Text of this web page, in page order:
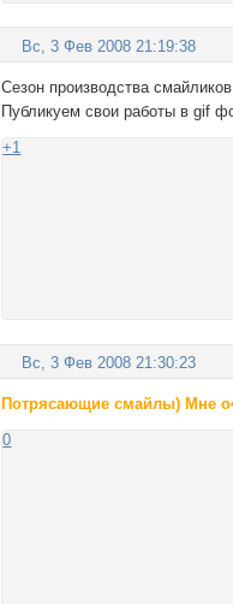
Вс, 3 Фев 2008 21:19:38
Сезон производства
Публикуем свои работы в gif
+1
Вс, 3 Фев 2008 21:30:23
Потрясающие смайлы) Мне
0